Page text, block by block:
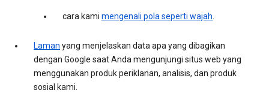
cara kami mengenali pola seperti wajah.
Laman yang menjelaskan data apa yang dibagikan
dengan Google saat Anda mengunjungi situs web yang
menggunakan produk periklanan, analisis, dan produk
sosial kami.